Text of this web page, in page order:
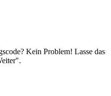
Kein Problem! Lasse das